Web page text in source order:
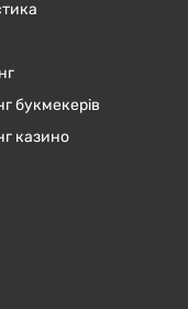
букмекерів
казино